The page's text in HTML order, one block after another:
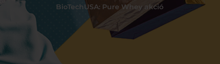
BioTechUSA: Pure Whey akció